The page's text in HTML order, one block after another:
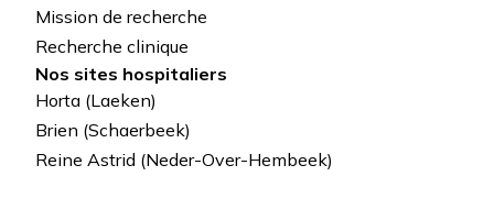
Mission de recherche
Recherche clinique
Nos sites hospitaliers
Horta (Laeken)
Brien (Schaerbeek)
Reine Astrid (Neder-Over-Hembeek)